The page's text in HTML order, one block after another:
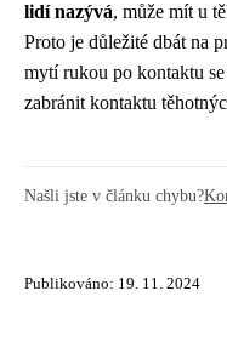
lidí nazývá, může mít u
Proto je důležité dbát na
mytí rukou po kontaktu
zabránit kontaktu
Našli jste v článku chybu?
Publikováno: 19. 11. 2024